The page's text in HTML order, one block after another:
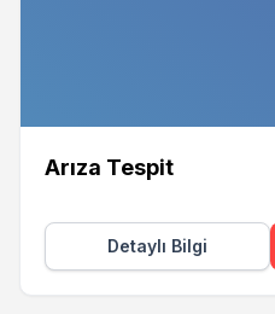
Arıza Tespit
Detaylı Bilgi